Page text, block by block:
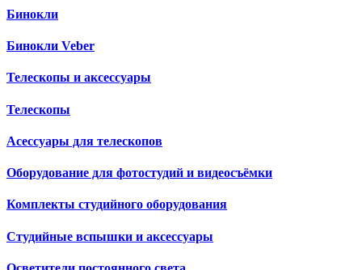
Бинокли
Бинокли Veber
Телескопы и аксессуары
Телескопы
Асессуары для телескопов
Оборудование для фотостудий и видеосъёмки
Комплекты студийного оборудования
Студийные вспышки и аксессуары